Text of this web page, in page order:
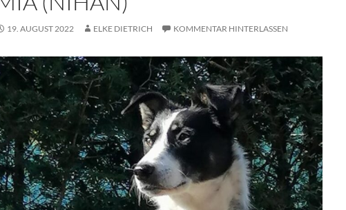
19. AUGUST 2022 ELKE DIETRICH KOMMENTAR HINTERLASSEN